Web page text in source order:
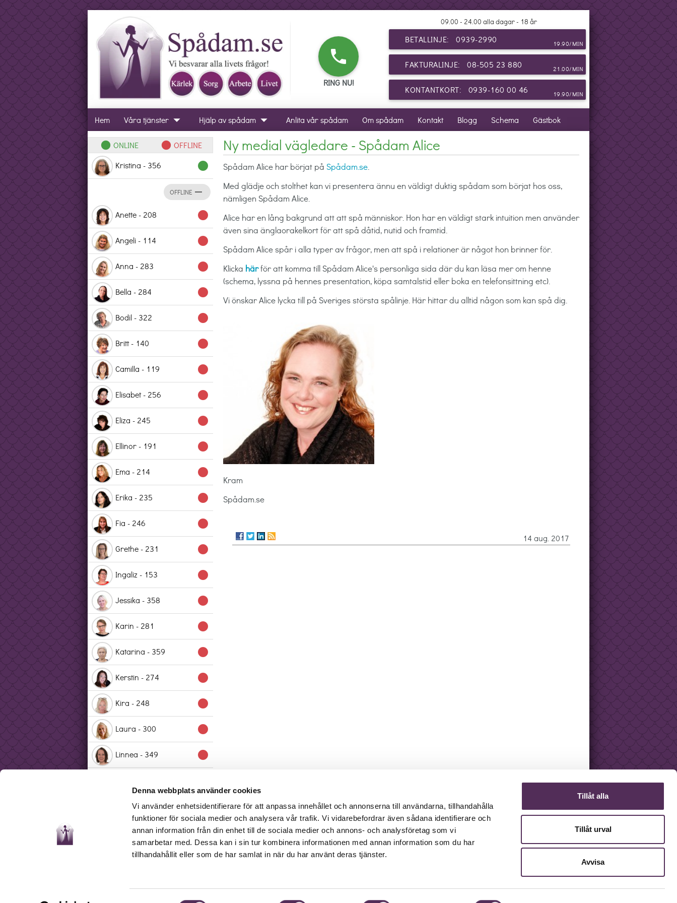
Denna webbplats använder cookies
Vi använder enhetsidentifierare för att anpassa innehållet och annonserna till användarna, tillhandahålla
funktioner för sociala medier och analysera vår trafik. Vi vidarebefordrar även sådana identifierare och
annan information från din enhet till de sociala medier och annons- och analysföretag som vi
samarbetar med. Dessa kan i sin tur kombinera informationen med annan information som du har
tillhandahållit eller som de har samlat in när du har använt deras tjänster.
Tillåt alla
Tillåt urval
Avvisa
phone
RING NU!
09.00 - 24.00 alla dagar - 18 år
BETALLINJE: 0939-2990 19.90/MIN
FAKTURALINJE: 08-505 23 880 21.00/MIN
KONTANTKORT: 0939-160 00 46 19.90/MIN
Hem Våra tjänster arrow_drop_down Hjälp av spådam arrow_drop_down Anlita vår spådam Om spådam Kontakt Blogg Schema Gästbok
lens ONLINE lens OFFLINE
Kristina - 356
lens
OFFLINE remove
Anette - 208 lens
Angeli - 114 lens
Anna - 283 lens
Bella - 284 lens
Bodil - 322 lens
Britt - 140 lens
Camilla - 119 lens
Elisabet - 256 lens
Eliza - 245 lens
Ellinor - 191 lens
Ema - 214 lens
Erika - 235 lens
Fia - 246 lens
Grethe - 231 lens
Ingaliz - 153 lens
Jessika - 358 lens
Karin - 281 lens
Katarina - 359 lens
Kerstin - 274 lens
Kira - 248 lens
Laura - 300 lens
Linnea - 349 lens
Mona - 207 lens
Nina - 329 lens
Pia - 345 lens
Ny medial vägledare - Spådam Alice
Spådam Alice har börjat på Spådam.se.
Med glädje och stolthet kan vi presentera ännu en väldigt duktig spådam som börjat hos oss,
nämligen Spådam Alice.
Alice har en lång bakgrund att att spå människor. Hon har en väldigt stark intuition men använder
även sina änglaorakelkort för att spå dåtid, nutid och framtid.
Spådam Alice spår i alla typer av frågor, men att spå i relationer är något hon brinner för.
Klicka härför att komma till Spådam Alice's personliga sida där du kan läsa mer om henne
(schema, lyssna på hennes presentation, köpa samtalstid eller boka en telefonsittning etc).
Vi önskar Alice lycka till på Sveriges största spålinje. Här hittar du alltid någon som kan spå dig.
Kram
Spådam.se
14 aug. 2017